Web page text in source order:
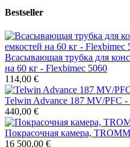
Bestseller
Всасывающая трубка для
на 60 кг - Flexbimec 5060
114,00 €
Telwin Advance 187 MV/PFC
440,00 €
Покрасочная камера,
16 500,00 €